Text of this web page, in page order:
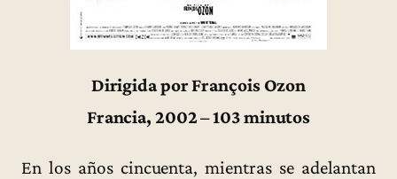
Dirigida por François Ozon
Francia, 2002 – 103 minutos
En los años cincuenta, mientras se adelantan